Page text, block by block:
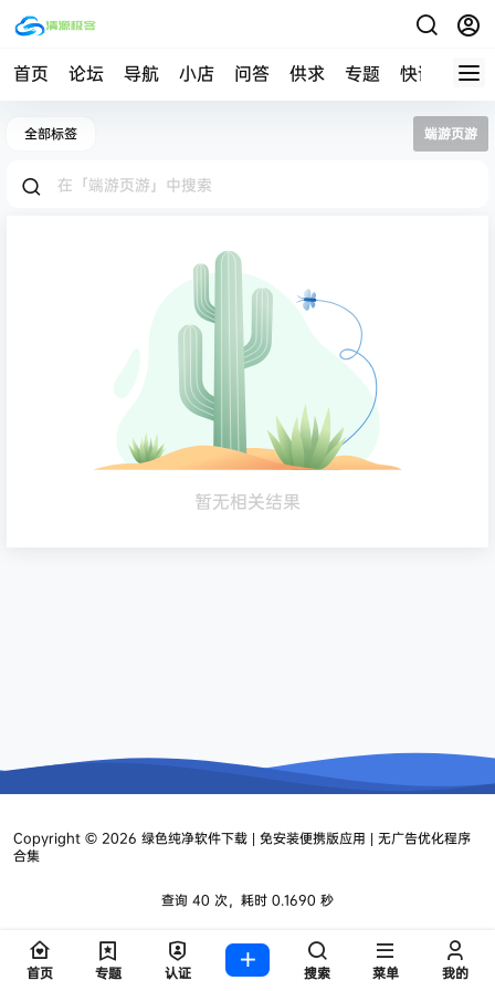
首页 论坛 导航 小店 问答 供求 专题 快讯 帮
全部标签 端游页游
暂无相关结果
Copyright © 2026 绿色纯净软件下载 | 免安装便携版应用 | 无广告优化程序
合集
查询 40 次，耗时 0.1690 秒
首页 专题 认证 搜索 菜单 我的